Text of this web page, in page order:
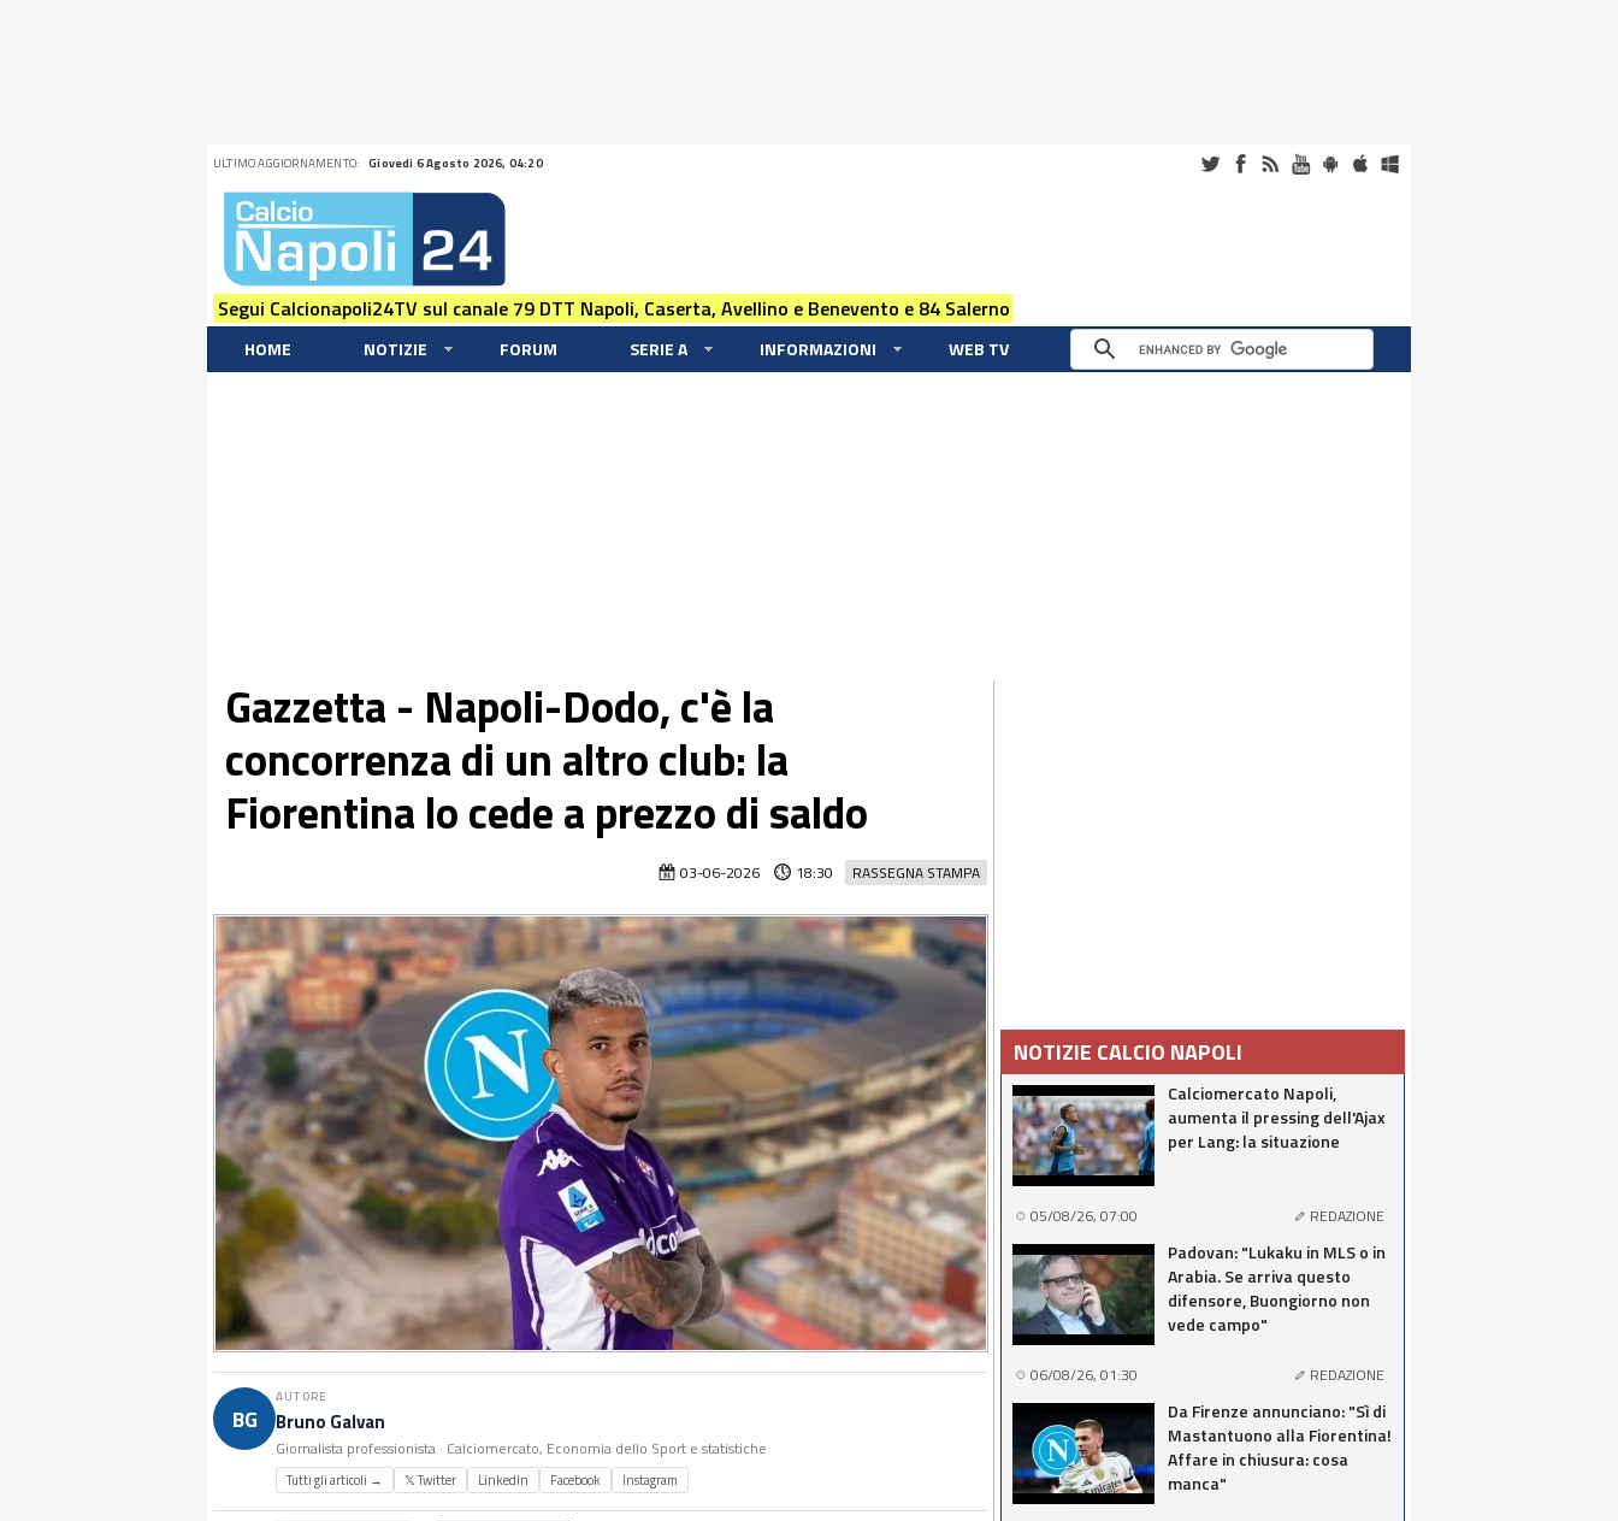
ULTIMO AGGIORNAMENTO: Giovedi 6 Agosto 2026, 04:20
Segui Calcionapoli24TV sul canale 79 DTT Napoli, Caserta, Avellino e Benevento e 84 Salerno
HOME NOTIZIE FORUM SERIE A INFORMAZIONI WEB TV
Gazzetta - Napoli-Dodo, c'è la
concorrenza di un altro club: la
Fiorentina lo cede a prezzo di saldo
RASSEGNA STAMPA
03-06-2026 18:30
BG
AUTORE
Bruno Galvan
Giornalista professionista · Calciomercato, Economia dello Sport e statistiche
Tutti gli articoli → 𝕏 Twitter LinkedIn Facebook Instagram
NOTIZIE CALCIO NAPOLI
Calciomercato Napoli,
aumenta il pressing dell'Ajax
per Lang: la situazione
05/08/26, 07:00 REDAZIONE
Padovan: "Lukaku in MLS o in
Arabia. Se arriva questo
difensore, Buongiorno non
vede campo"
06/08/26, 01:30 REDAZIONE
Da Firenze annunciano: "Sì di
Mastantuono alla Fiorentina!
Affare in chiusura: cosa
manca"